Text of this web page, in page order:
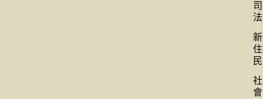
司
法
新
住
民
社
會